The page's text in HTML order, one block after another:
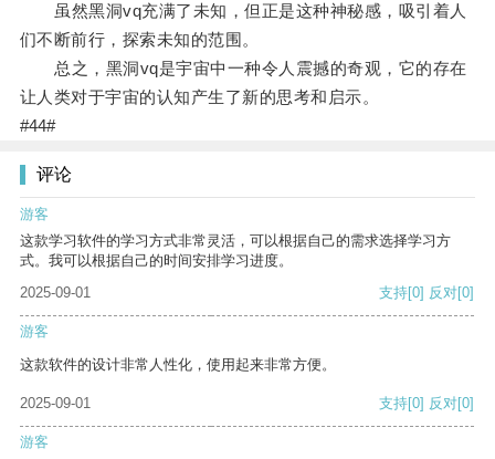
虽然黑洞vq充满了未知，但正是这种神秘感，吸引着人
们不断前行，探索未知的范围。
总之，黑洞vq是宇宙中一种令人震撼的奇观，它的存在
让人类对于宇宙的认知产生了新的思考和启示。
#44#
评论
游客
这款学习软件的学习方式非常灵活，可以根据自己的需求选择学习方
式。我可以根据自己的时间安排学习进度。
2025-09-01
支持[0] 反对[0]
游客
这款软件的设计非常人性化，使用起来非常方便。
2025-09-01 支持[0] 反对[0]
游客